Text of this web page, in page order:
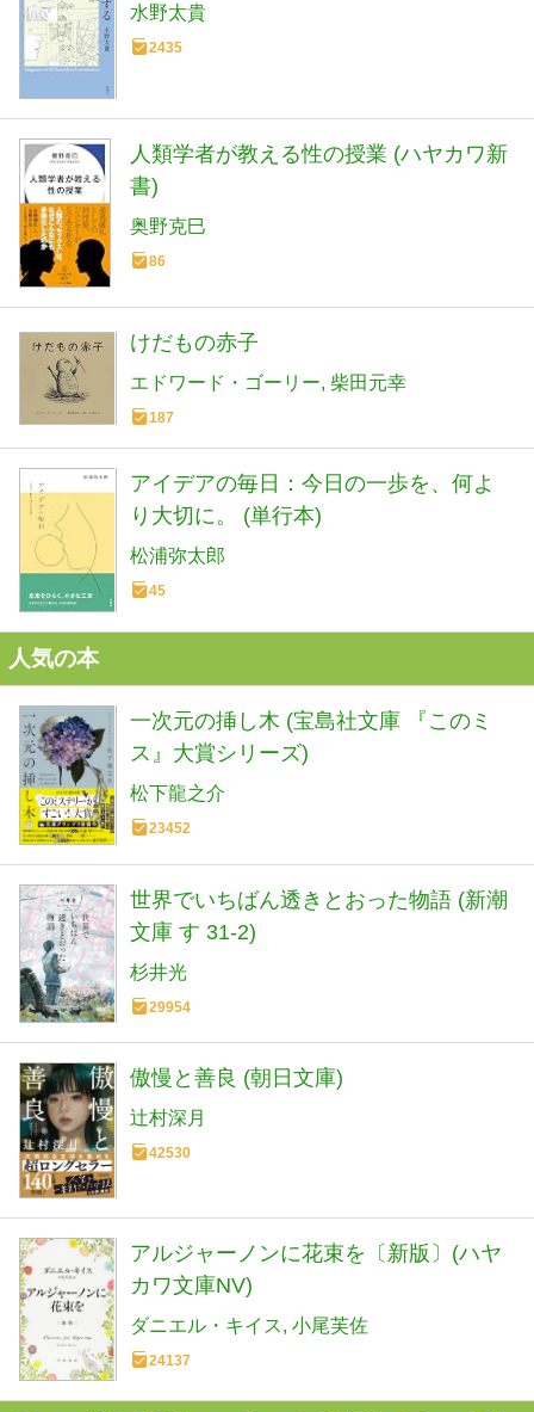
水野太貴
2435
人類学者が教える性の授業 (ハヤカワ新
書)
奥野克巳
86
けだもの赤子
エドワード・ゴーリー 柴田元幸
187
アイデアの毎日：今日の一歩を、何よ
り大切に。 (単行本)
松浦弥太郎
45
人気の本
一次元の挿し木 (宝島社文庫 『このミ
ス』大賞シリーズ)
松下龍之介
23452
世界でいちばん透きとおった物語 (新潮
文庫 す 31-2)
杉井光
29954
傲慢と善良 (朝日文庫)
辻村深月
42530
アルジャーノンに花束を〔新版〕(ハヤ
カワ文庫NV)
ダニエル・キイス 小尾芙佐
24137